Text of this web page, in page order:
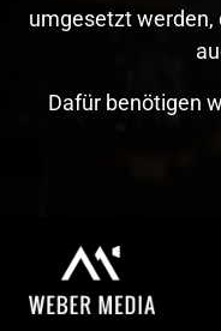
umgesetzt werden,
Dafür benötigen